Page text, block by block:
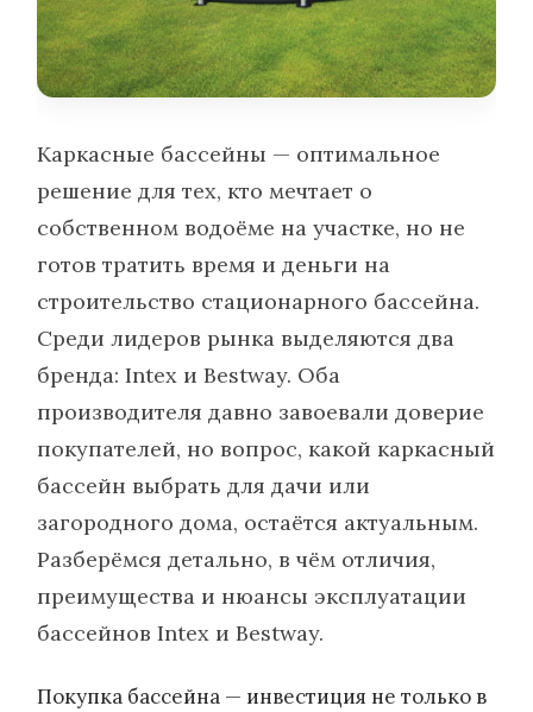
Каркасные бассейны — оптимальное
решение для тех, кто мечтает о
собственном водоёме на участке, но не
готов тратить время и деньги на
строительство стационарного бассейна.
Среди лидеров рынка выделяются два
бренда: Intex и Bestway. Оба
производителя давно завоевали доверие
покупателей, но вопрос, какой каркасный
бассейн выбрать для дачи или
загородного дома, остаётся актуальным.
Разберёмся детально, в чём отличия,
преимущества и нюансы эксплуатации
бассейнов Intex и Bestway.
Покупка бассейна — инвестиция не только в